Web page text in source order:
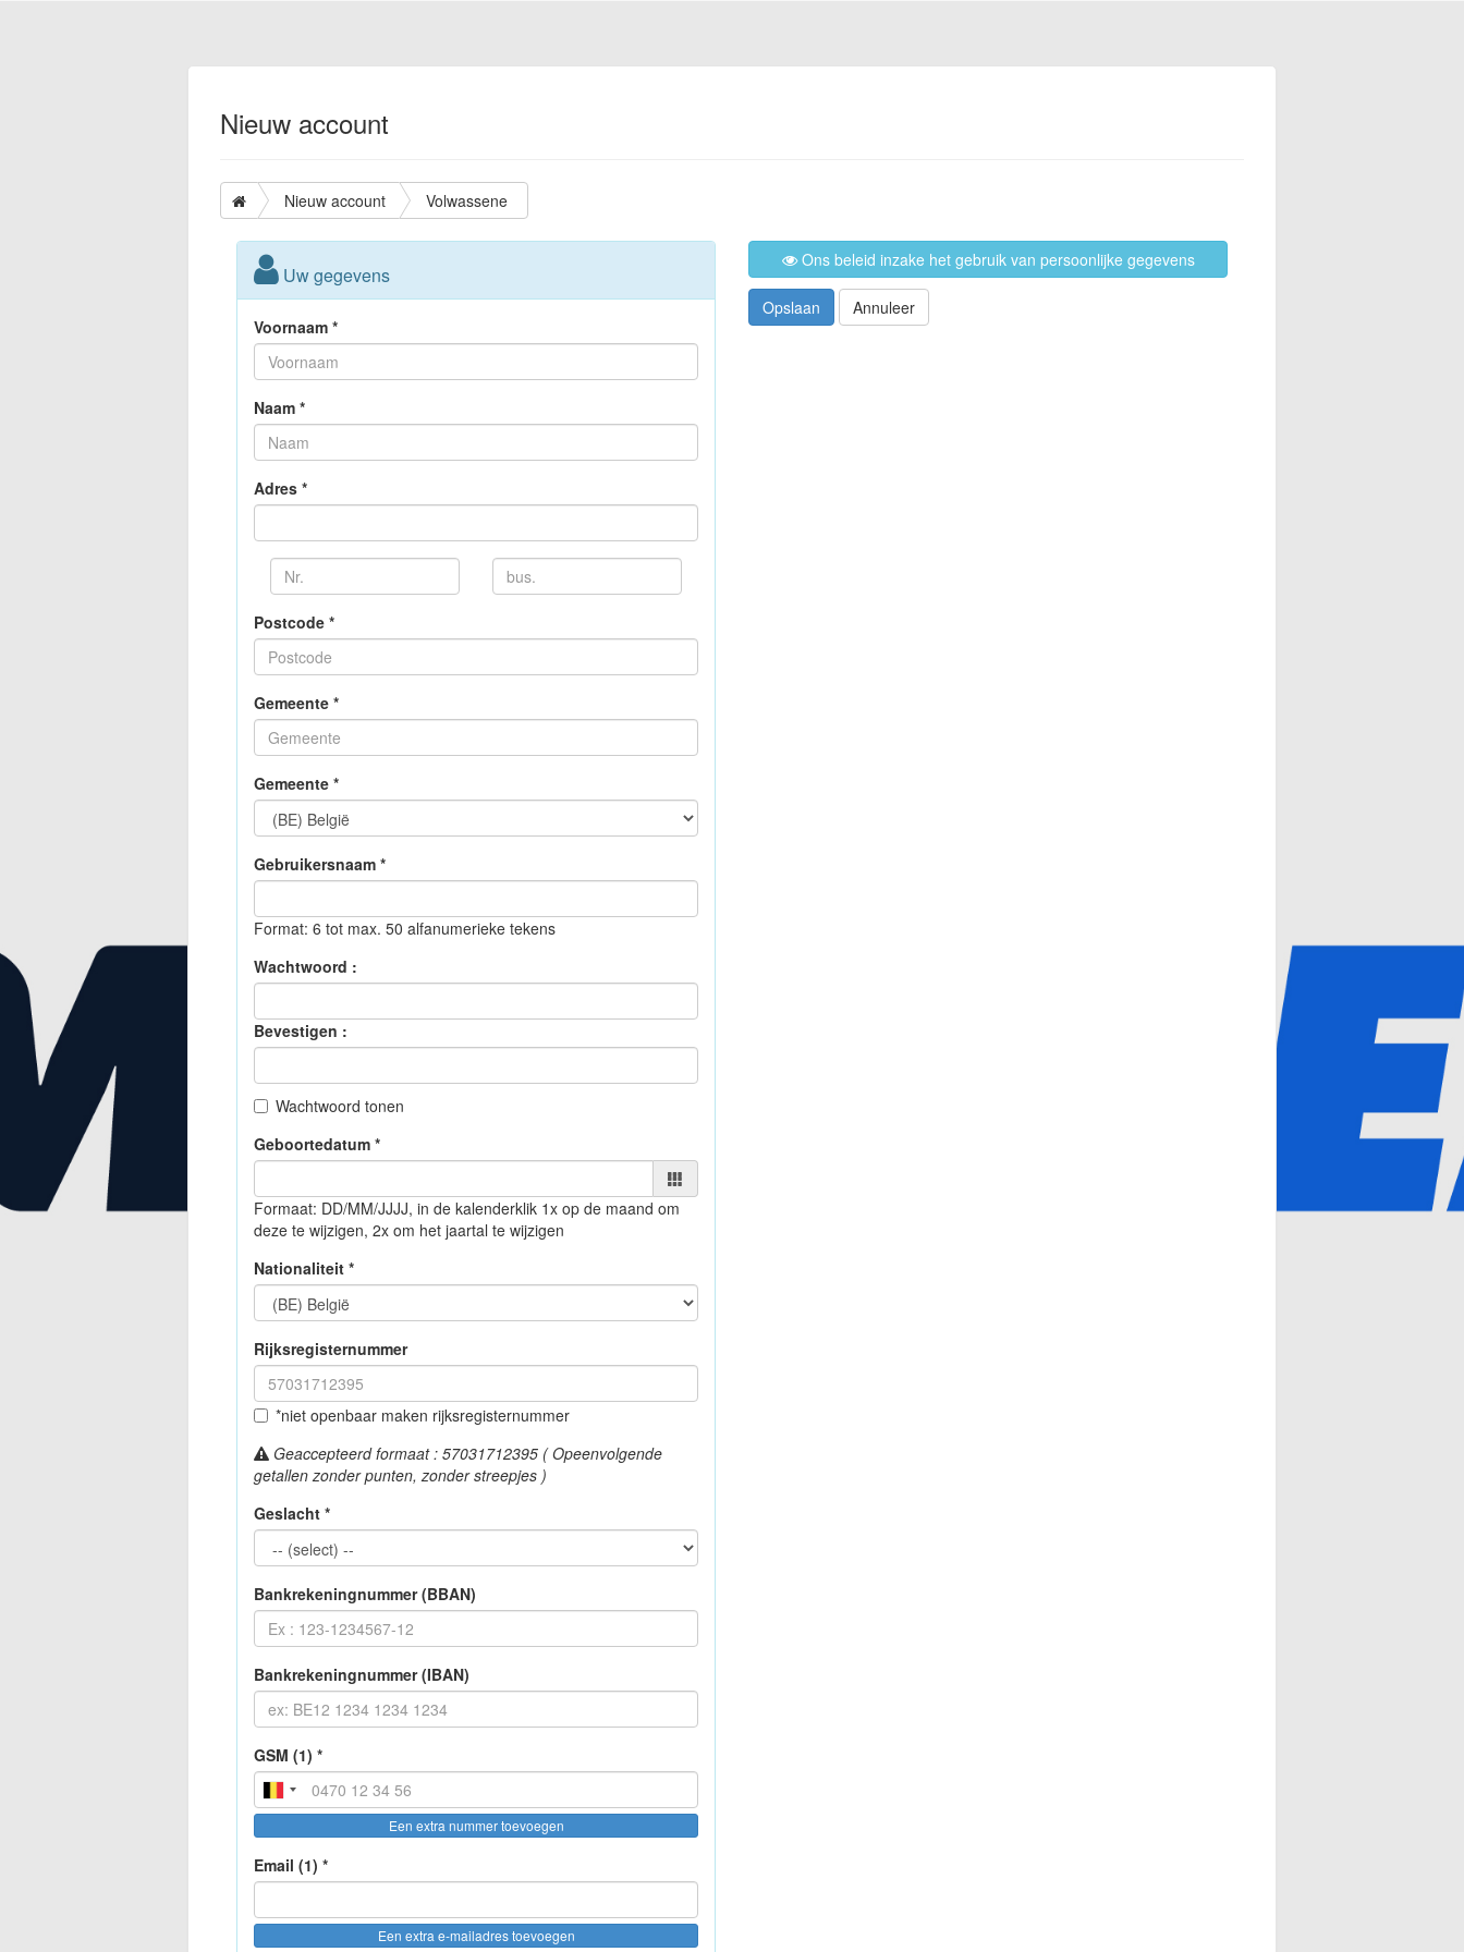
Nieuw account
Nieuw account Volwassene
Uw gegevens
Voornaam *
Naam *
Adres *
Postcode *
Gemeente *
Gemeente *
Gebruikersnaam *
Format: 6 tot max. 50 alfanumerieke tekens
Wachtwoord :
Bevestigen :
Wachtwoord tonen
Geboortedatum *
Formaat: DD/MM/JJJJ, in de kalenderklik 1x op de maand om
deze te wijzigen, 2x om het jaartal te wijzigen
Nationaliteit *
Rijksregisternummer
*niet openbaar maken rijksregisternummer
Geaccepteerd formaat : 57031712395 ( Opeenvolgende
getallen zonder punten, zonder streepjes )
Geslacht *
Bankrekeningnummer (BBAN)
Bankrekeningnummer (IBAN)
GSM (1) *
Een extra nummer toevoegen
Email (1) *
Een extra e-mailadres toevoegen
Ons beleid inzake het gebruik van persoonlijke gegevens
Opslaan Annuleer